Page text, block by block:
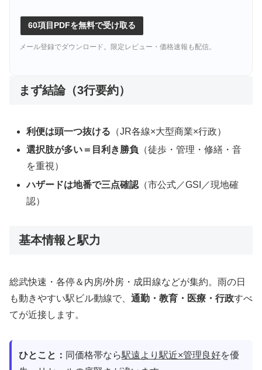
60項目PDFを無料で受け取る
メール登録でダウンロード。限定レビュー・価格速報も配信。
まず結論（3行要約）
利便は頭一つ抜ける （JR各線×大型商業×行政）
選択肢が多い＝目利き勝負 （徒歩・管理・修繕・音
を重視）
ハザードは地番で三点確認 （市公式／GSI／現地確
認）
基本情報と駅力
総武快速・各停＆内房/外房・成田線などが集約。雨の日
も動きやすい駅ビル動線で、 通勤・教育・医療・行政すべ
てが近接します。
ひとこと： 同価格帯なら駅遠より駅近×管理良好を優